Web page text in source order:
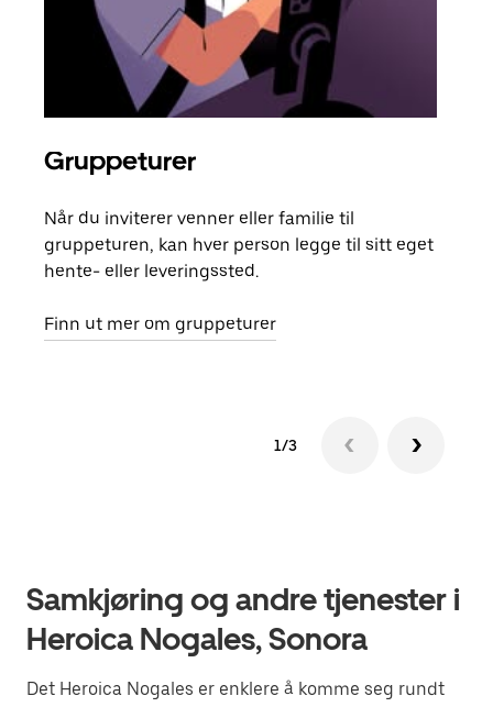
Gruppeturer
Når du inviterer venner eller familie til
gruppeturen, kan hver person legge til sitt eget
hente- eller leveringssted.
Finn ut mer om gruppeturer
1/3
Samkjøring og andre tjenester i
Heroica Nogales, Sonora
Det Heroica Nogales er enklere å komme seg rundt